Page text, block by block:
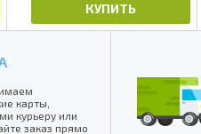
КУПИТЬ
карты,
курьеру или
заказ прямо